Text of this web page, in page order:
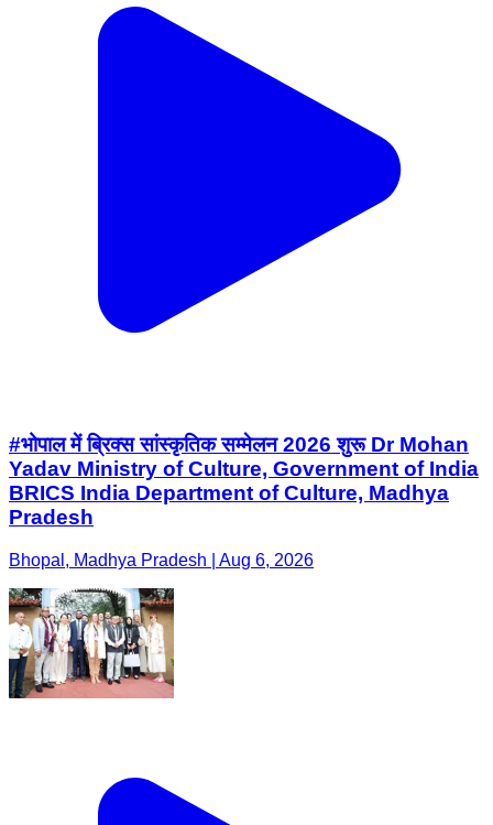
#भोपाल में ब्रिक्स सांस्कृतिक सम्मेलन 2026 शुरू Dr Mohan
Yadav Ministry of Culture, Government of India
BRICS India Department of Culture, Madhya
Pradesh
Bhopal, Madhya Pradesh | Aug 6, 2026